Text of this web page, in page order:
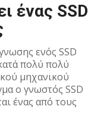
ένας SSD
ενός SSD
πολύ πολύ
μηχανικού
ο γνωστός SSD
ένας από τους